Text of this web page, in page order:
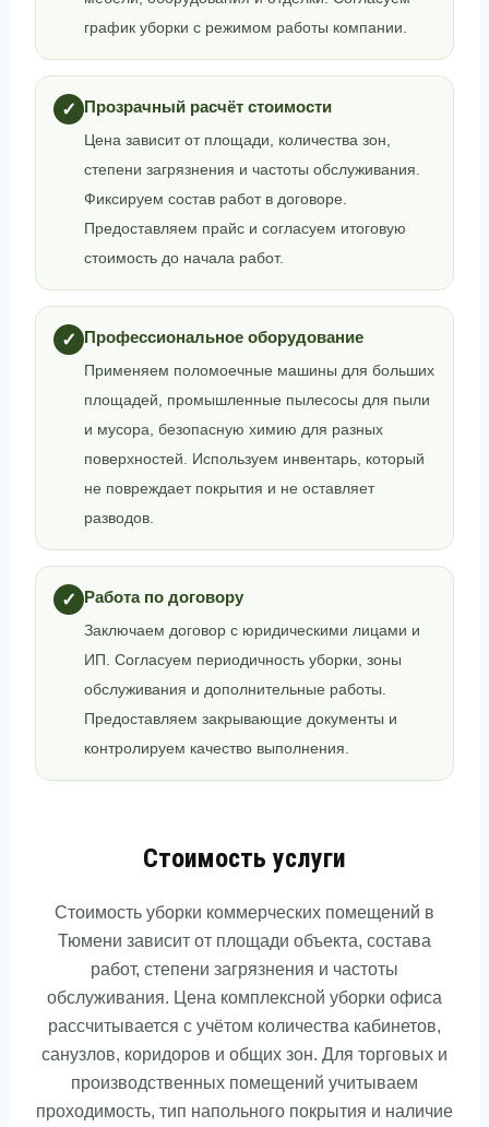
график уборки с режимом работы компании.
✓ Прозрачный расчёт стоимости
Цена зависит от площади, количества зон,
степени загрязнения и частоты обслуживания.
Фиксируем состав работ в договоре.
Предоставляем прайс и согласуем итоговую
стоимость до начала работ.
✓ Профессиональное оборудование
Применяем поломоечные машины для больших
площадей, промышленные пылесосы для пыли
и мусора, безопасную химию для разных
поверхностей. Используем инвентарь, который
не повреждает покрытия и не оставляет
разводов.
✓ Работа по договору
Заключаем договор с юридическими лицами и
ИП. Согласуем периодичность уборки, зоны
обслуживания и дополнительные работы.
Предоставляем закрывающие документы и
контролируем качество выполнения.
Стоимость услуги
Стоимость уборки коммерческих помещений в
Тюмени зависит от площади объекта, состава
работ, степени загрязнения и частоты
обслуживания. Цена комплексной уборки офиса
рассчитывается с учётом количества кабинетов,
санузлов, коридоров и общих зон. Для торговых и
производственных помещений учитываем
проходимость, тип напольного покрытия и наличие